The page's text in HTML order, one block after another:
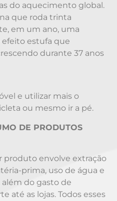
do aquecimento global.
que roda trinta
em um ano, uma
estufa que
durante 37 anos
e utilizar mais o
ou mesmo ir a pé.
DE PRODUTOS
produto envolve extração
prima, uso de água e
do gasto de
até as lojas. Todos esses